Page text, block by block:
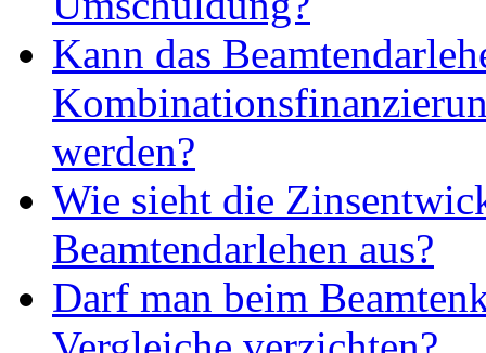
Kann das
werden?
Wie sieht die
Beamtendarlehen aus?
Darf man beim